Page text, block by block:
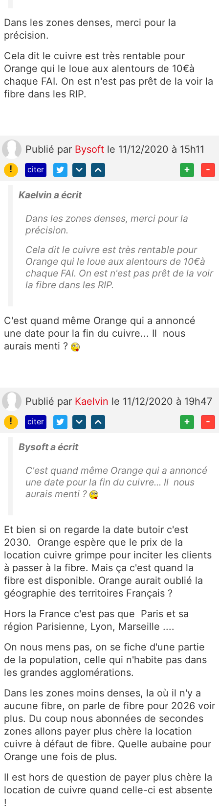
Dans les zones denses, merci pour la
précision.
Cela dit le cuivre est très rentable pour
Orange qui le loue aux alentours de 10€à
chaque FAI. On est n'est pas prêt de la voir la
fibre dans les RIP.
Publié par Bysoft le 11/12/2020 à 15h11
!
citer + -
Kaelvin a écrit
Dans les zones denses, merci pour la
précision.
Cela dit le cuivre est très rentable pour
Orange qui le loue aux alentours de 10€à
chaque FAI. On est n'est pas prêt de la voir
la fibre dans les RIP.
C'est quand même Orange qui a annoncé
une date pour la fin du cuivre... Il nous
aurais menti ?
Publié par Kaelvin le 11/12/2020 à 19h47
!
citer + -
Bysoft a écrit
C'est quand même Orange qui a annoncé
une date pour la fin du cuivre... Il nous
aurais menti ?
Et bien si on regarde la date butoir c'est
2030. Orange espère que le prix de la
location cuivre grimpe pour inciter les clients
à passer à la fibre. Mais ça c'est quand la
fibre est disponible. Orange aurait oublié la
géographie des territoires Français ?
Hors la France c'est pas que Paris et sa
région Parisienne, Lyon, Marseille ....
On nous mens pas, on se fiche d'une partie
de la population, celle qui n'habite pas dans
les grandes agglomérations.
Dans les zones moins denses, la où il n'y a
aucune fibre, on parle de fibre pour 2026 voir
plus. Du coup nous abonnées de secondes
zones allons payer plus chère la location
cuivre à défaut de fibre. Quelle aubaine pour
Orange une fois de plus.
Il est hors de question de payer plus chère la
location de cuivre quand celle-ci est absente
!